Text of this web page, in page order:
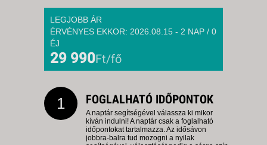
LEGJOBB ÁR
ÉRVÉNYES EKKOR: 2026.08.15 - 2 NAP / 0
ÉJ
29 990Ft/fő
1 FOGLALHATÓ IDŐPONTOK
A naptár segítségével válassza ki mikor
kíván indulni! A naptár csak a foglalható
időpontokat tartalmazza. Az idősávon
jobbra-balra tud mozogni a nyilak